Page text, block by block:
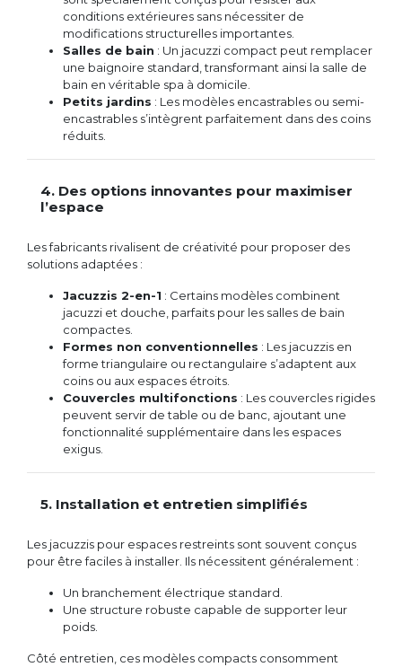
conditions extérieures sans nécessiter de
modifications structurelles importantes.
Salles de bain : Un jacuzzi compact peut remplacer
une baignoire standard, transformant ainsi la salle de
bain en véritable spa à domicile.
Petits jardins : Les modèles encastrables ou semi-
encastrables s’intègrent parfaitement dans des coins
réduits.
4. Des options innovantes pour maximiser
l’espace
Les fabricants rivalisent de créativité pour proposer des
solutions adaptées :
Jacuzzis 2-en-1 : Certains modèles combinent
jacuzzi et douche, parfaits pour les salles de bain
compactes.
Formes non conventionnelles : Les jacuzzis en
forme triangulaire ou rectangulaire s’adaptent aux
coins ou aux espaces étroits.
Couvercles multifonctions : Les couvercles rigides
peuvent servir de table ou de banc, ajoutant une
fonctionnalité supplémentaire dans les espaces
exigus.
5. Installation et entretien simplifiés
Les jacuzzis pour espaces restreints sont souvent conçus
pour être faciles à installer. Ils nécessitent généralement :
Un branchement électrique standard.
Une structure robuste capable de supporter leur
poids.
Côté entretien, ces modèles compacts consomment